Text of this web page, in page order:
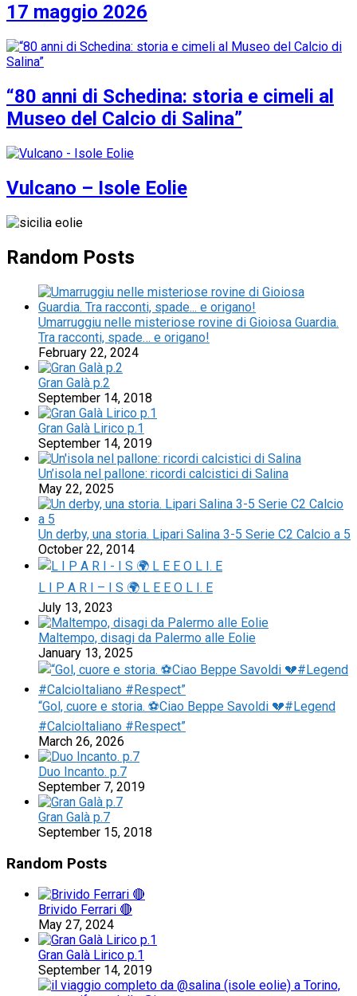
17 maggio 2026
“80 anni di Schedina: storia e cimeli al
Museo del Calcio di Salina”
Vulcano – Isole Eolie
Random Posts
Umarruggiu nelle misteriose rovine di Gioiosa Guardia.
Tra racconti, spade… e origano!
February 22, 2024
Gran Galà p.2
September 14, 2018
Gran Galà Lirico p.1
September 14, 2019
Un’isola nel pallone: ricordi calcistici di Salina
May 22, 2025
Un derby, una storia. Lipari Salina 3-5 Serie C2 Calcio a 5
October 22, 2014
L I P A R I – I S 🌍 L E E O L I. E
July 13, 2023
Maltempo, disagi da Palermo alle Eolie
January 13, 2025
“Gol, cuore e storia. ⚽Ciao Beppe Savoldi 💔#Legend
#CalcioItaliano #Respect”
March 26, 2026
Duo Incanto. p.7
September 7, 2019
Gran Galà p.7
September 15, 2018
Random Posts
Brivido Ferrari 🔴
May 27, 2024
Gran Galà Lirico p.1
September 14, 2019